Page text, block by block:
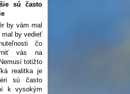
sú často
by vám mal
by vedieť
čo
vás na
totižto
realitka je
sú často
k vysokým